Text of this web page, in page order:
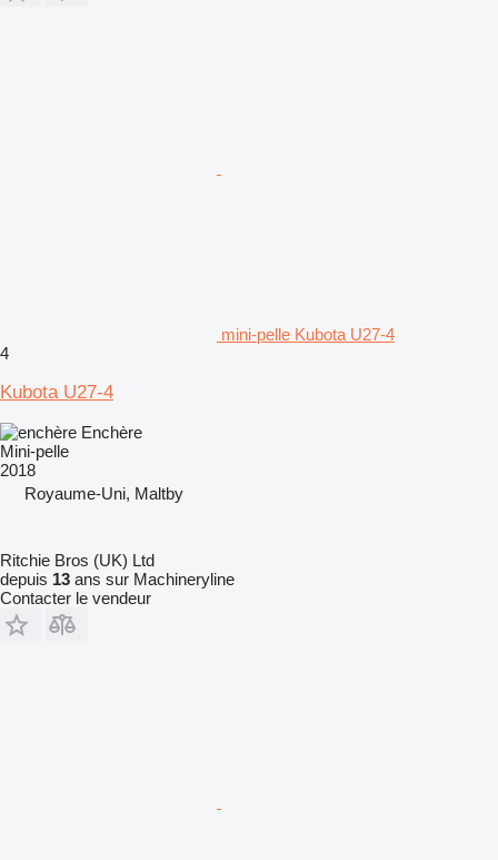
mini-pelle Kubota U27-4
4
Kubota U27-4
Enchère
Mini-pelle
2018
Royaume-Uni, Maltby
Ritchie Bros (UK) Ltd
depuis 13 ans sur Machineryline
Contacter le vendeur